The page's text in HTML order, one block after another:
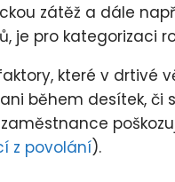
zátěž a dále
je pro kategorizaci
které v drtivé
během desítek, či
z povolání).